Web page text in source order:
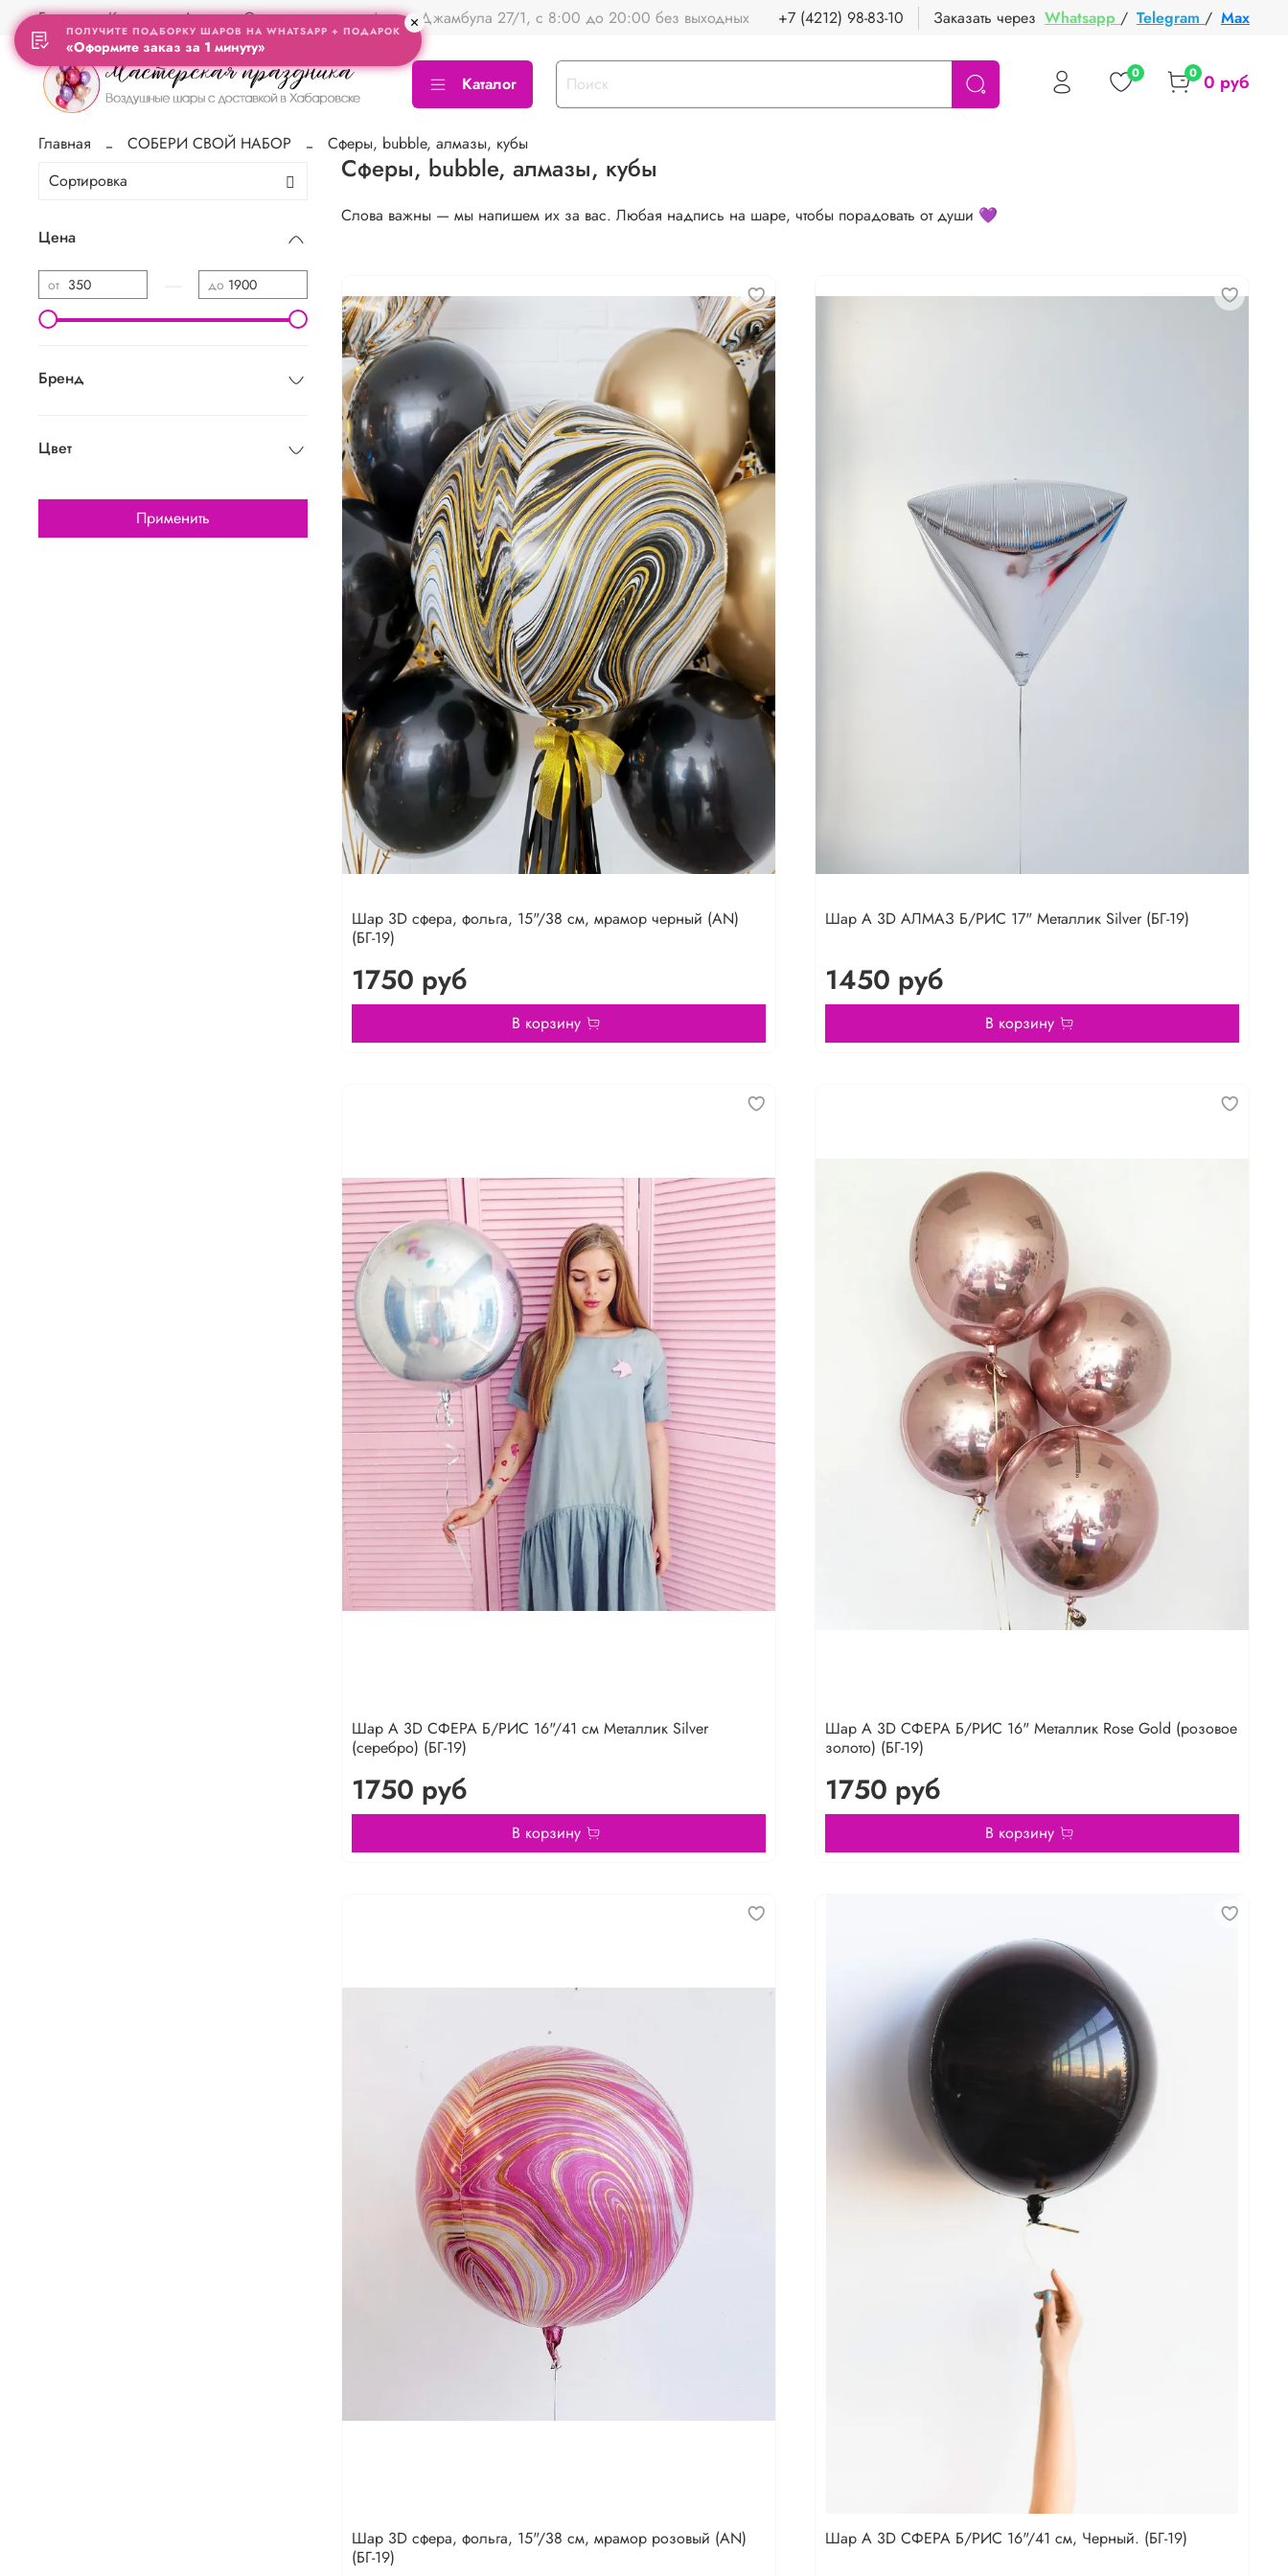
Главная Контакты Акции Отзывы Адрес Джамбула 27/1, с 8:00 до 20:00 без выходных +7 (4212) 98-83-10 Заказать через Whatsapp / Telegram / Max
Каталог 0 0 0 руб
Главная СОБЕРИ СВОЙ НАБОР Cферы, bubble, алмазы, кубы
Cферы, bubble, алмазы, кубы
Слова важны — мы напишем их за вас. Любая надпись на шаре, чтобы порадовать от души 💜
Шар 3D сфера, фольга, 15"/38 см, мрамор черный (AN)
(БГ-19)
1750 руб
В корзину
Шар А 3D АЛМАЗ Б/РИС 17" Металлик Silver (БГ-19)
1450 руб
В корзину
Шар А 3D СФЕРА Б/РИС 16"/41 см Металлик Silver
(серебро) (БГ-19)
1750 руб
В корзину
Шар А 3D СФЕРА Б/РИС 16" Металлик Rose Gold (розовое
золото) (БГ-19)
1750 руб
В корзину
Шар 3D сфера, фольга, 15"/38 см, мрамор розовый (AN)
(БГ-19)
Шар А 3D СФЕРА Б/РИС 16"/41 см, Черный. (БГ-19)
Цена
от до
Бренд
Цвет
Применить
ПОЛУЧИТЕ ПОДБОРКУ ШАРОВ НА WHATSAPP + ПОДАРОК
«Оформите заказ за 1 минуту»